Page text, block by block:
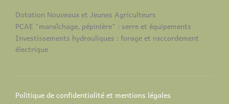
Dotation Nouveaux et Jeunes Agriculteurs
PCAE "maraîchage, pépinière" : serre et équipements
Investissements hydrauliques : forage et raccordement
électrique
Politique de confidentialité et mentions légales